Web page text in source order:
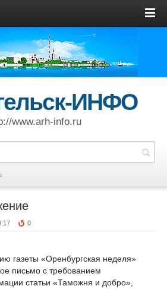
ИНФО
www.arh-info.ru
0
газеты «Оренбургская неделя»
письмо с требованием
статьи «Таможня и добро»,